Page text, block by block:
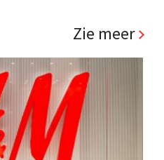
gooit. .
Zie meer